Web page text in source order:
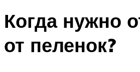
Когда нужно
от пеленок?